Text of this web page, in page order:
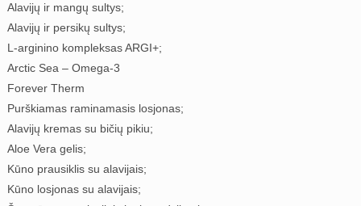
Alavijų ir mangų sultys;
Alavijų ir persikų sultys;
L-arginino kompleksas ARGI+;
Arctic Sea – Omega-3
Forever Therm
Purškiamas raminamasis losjonas;
Alavijų kremas su bičių pikiu;
Aloe Vera gelis;
Kūno prausiklis su alavijais;
Kūno losjonas su alavijais;